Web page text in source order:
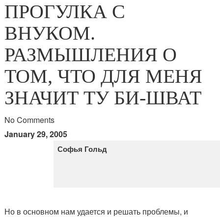
ПРОГУЛКА С
ВНУКОМ.
РАЗМЫШЛЕНИЯ О
ТОМ, ЧТО ДЛЯ МЕНЯ
ЗНАЧИТ ТУ БИ-ШВАТ
No Comments
January 29, 2005
Софья Гольд
Но в основном нам удается и решать проблемы, и